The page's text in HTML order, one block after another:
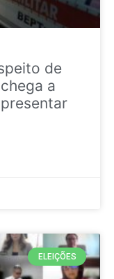
de
a
ELEIÇÕES